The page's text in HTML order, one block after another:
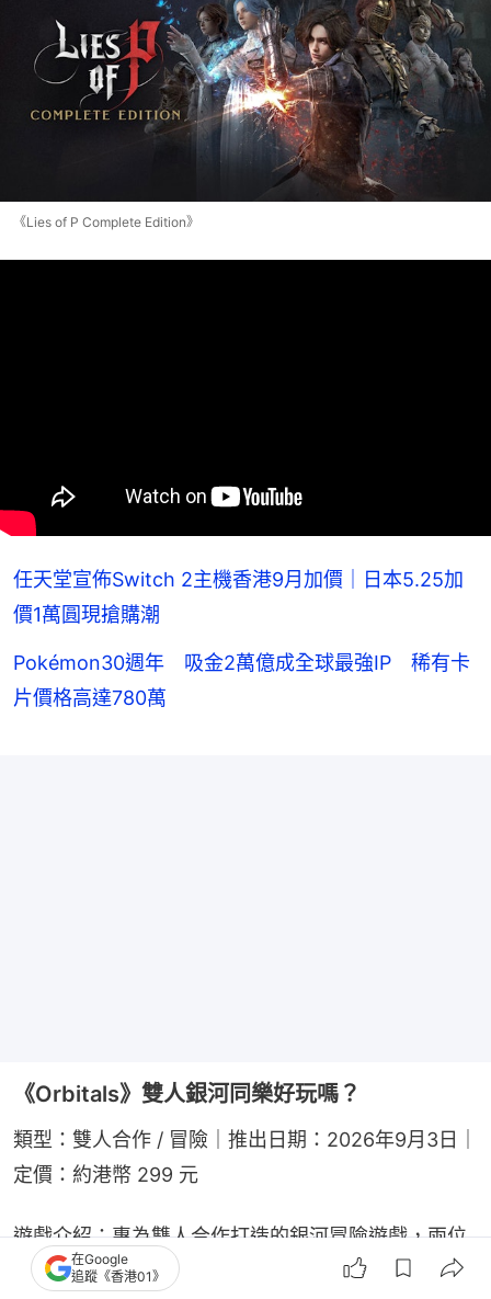
《Lies of P Complete Edition》
任天堂宣佈Switch 2主機香港9月加價｜日本5.25加
價1萬圓現搶購潮
Pokémon30週年 吸金2萬億成全球最強IP 稀有卡
片價格高達780萬
《Orbitals》雙人銀河同樂好玩嗎？
類型：雙人合作 / 冒險｜推出日期：2026年9月3日｜
定價：約港幣 299 元
遊戲介紹：專為雙人合作打造的銀河冒險遊戲，兩位
玩家需操控各自角色穿梭星球解救家園。關卡融合融
在Google
追蹤《香港01》